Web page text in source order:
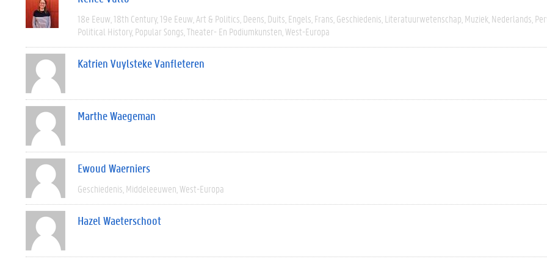
18e Eeuw 18th Century 19e Eeuw Art & Politics Deens Duits Engels Frans Geschiedenis Literatuurwetenschap Muziek Nederlands
Political History Popular Songs Theater- En Podiumkunsten West-Europa
Katrien Vuylsteke Vanfleteren
Marthe Waegeman
Ewoud Waerniers
Geschiedenis Middeleeuwen West-Europa
Hazel Waeterschoot